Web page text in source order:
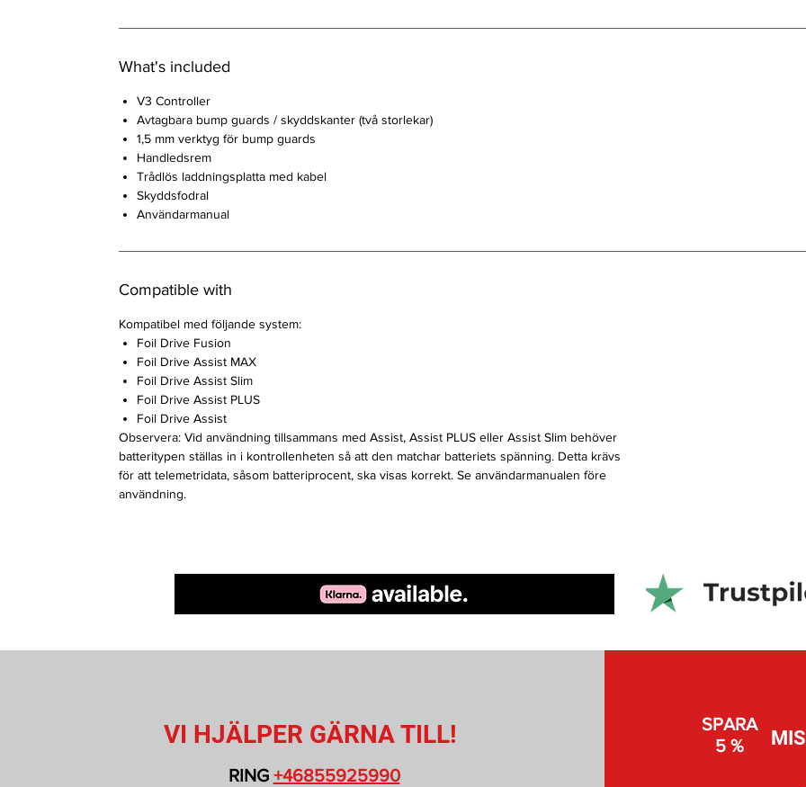
What's included
V3 Controller
Avtagbara bump guards / skyddskanter (två storlekar)
1,5 mm verktyg för bump guards
Handledsrem
Trådlös laddningsplatta med kabel
Skyddsfodral
Användarmanual
Compatible with
Kompatibel med följande system:
Foil Drive Fusion
Foil Drive Assist MAX
Foil Drive Assist Slim
Foil Drive Assist PLUS
Foil Drive Assist
Observera: Vid användning tillsammans med Assist, Assist PLUS eller Assist Slim behöver
batteritypen ställas in i kontrollenheten så att den matchar batteriets spänning. Detta krävs
för att telemetridata, såsom batteriprocent, ska visas korrekt. Se användarmanualen före
användning.
VI HJÄLPER GÄRNA TILL!
RING +46855925990
SPARA
5 %